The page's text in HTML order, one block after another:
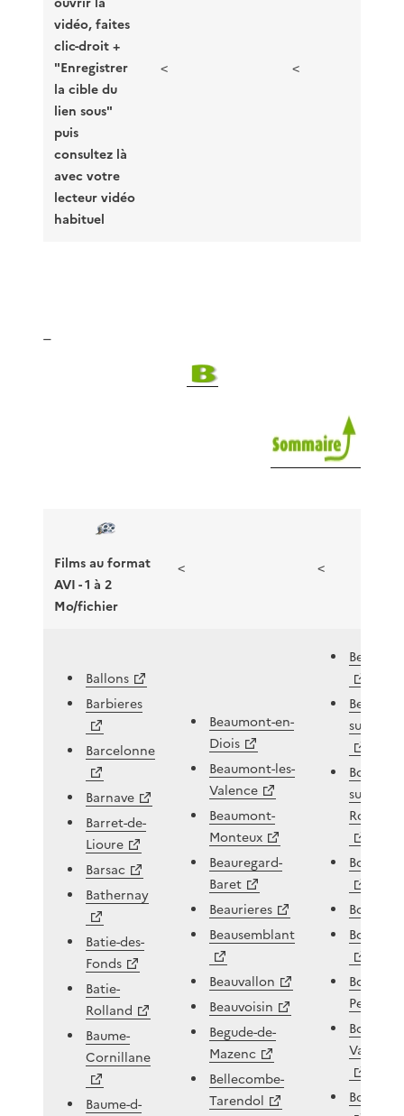
vidéo, faites
clic-droit +
"Enregistrer
la cible du
lien sous"
puis
consultez là
avec votre
lecteur vidéo
habituel
< <
Films au format
AVI - 1 à 2
Mo/fichier
< <
Ballons
Barbieres
Barcelonne
Barnave
Barret-de-
Lioure
Barsac
Bathernay
Batie-des-
Fonds
Batie-
Rolland
Baume-
Cornillane
Baume-d-
Beaumont-en-
Diois
Beaumont-les-
Valence
Beaumont-
Monteux
Beauregard-
Baret
Beaurieres
Beausemblant
Beauvallon
Beauvoisin
Begude-de-
Mazenc
Bellecombe-
Tarendol
Besignan
sur-Bine
Bonlieu-
sur-
Roubion
Bouchet
Boulc
Bourg-
Peage
Bourg-
Valence